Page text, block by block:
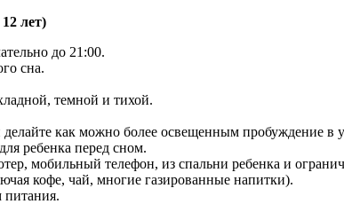
лет)
до 21:00.
сна.
темной и тихой.
делайте как можно более освещенным пробуждение в
ребенка перед сном.
мобильный телефон, из спальни ребенка и
кофе, чай, многие газированные напитки).
питания.